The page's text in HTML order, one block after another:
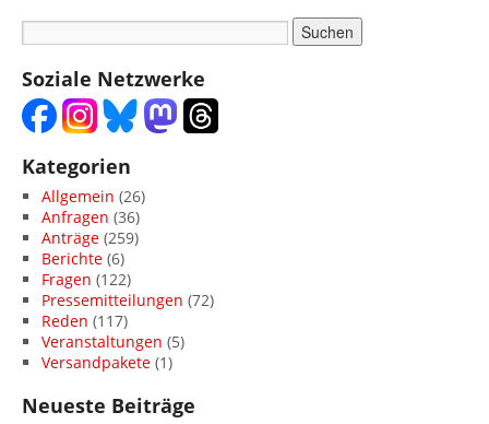
Soziale Netzwerke
Kategorien
Allgemein (26)
Anfragen (36)
Anträge (259)
Berichte (6)
Fragen (122)
Pressemitteilungen (72)
Reden (117)
Veranstaltungen (5)
Versandpakete (1)
Neueste Beiträge